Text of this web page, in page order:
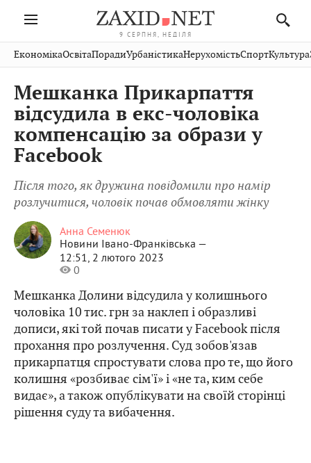
9 СЕРПНЯ, НЕДІЛЯ
Івано-
Франківськ
Волинь
Закарпаття
Рівне
Шептицький
Стрий
Хмельницький
Вінниця
Публікації
Авто СловкоКультура
Кіно Дім СпортКраєзнавство
ФотоОсвітаНерухомість
Домашні
тварини
ЕкономікаОсвітаПорадиУрбаністикаНерухомістьСпортКультура
Мешканка Прикарпаття
відсудила в екс-чоловіка
компенсацію за образи у
Facebook
Після того, як дружина повідомили про намір
розлучитися, чоловік почав обмовляти жінку
Анна Семенюк
Новини Івано-Франківська —
12:51, 2 лютого 2023
0
Мешканка Долини відсудила у колишнього
чоловіка 10 тис. грн за наклеп і образливі
дописи, які той почав писати у Facebook після
прохання про розлучення. Суд зобов'язав
прикарпатця спростувати слова про те, що його
колишня «розбиває сім'ї» і «не та, ким себе
видає», а також опублікувати на своїй сторінці
рішення суду та вибачення.